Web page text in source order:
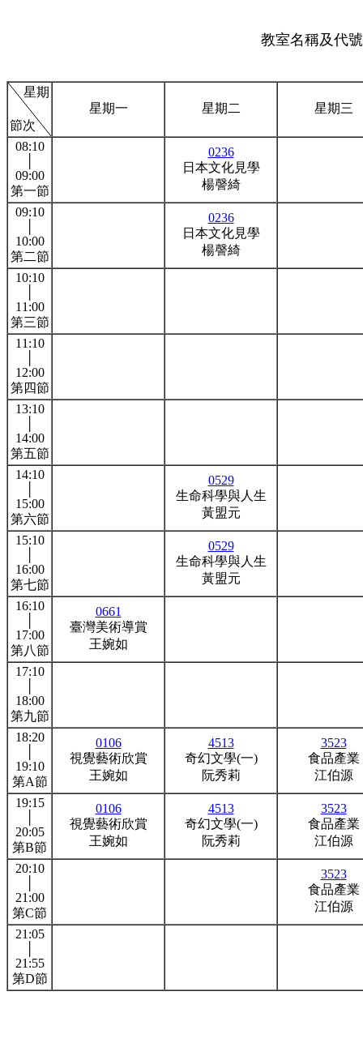
教室名稱及代
星期
節次
星期一 星期二 星期三
08:10
09:00
第一節
0236
日本文化見學
楊謦綺
09:10
10:00
第二節
0236
日本文化見學
楊謦綺
10:10
11:00
第三節
11:10
12:00
第四節
13:10
14:00
第五節
14:10
15:00
第六節
0529
生命科學與人生
黃盟元
15:10
16:00
第七節
0529
生命科學與人生
黃盟元
16:10
17:00
第八節
0661
臺灣美術導賞
王婉如
17:10
18:00
第九節
18:20
19:10
第A節
0106
視覺藝術欣賞
王婉如
4513
奇幻文學(一)
阮秀莉
3523
食品產業
江伯源
19:15
20:05
第B節
0106
視覺藝術欣賞
王婉如
4513
奇幻文學(一)
阮秀莉
3523
食品產業
江伯源
20:10
21:00
第C節
3523
食品產業
江伯源
21:05
21:55
第D節